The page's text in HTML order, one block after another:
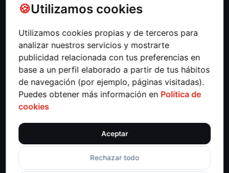
Utilizamos cookies
Utilizamos cookies propias y de terceros para
analizar nuestros servicios y mostrarte
publicidad relacionada con tus preferencias en
base a un perfil elaborado a partir de tus hábitos
de navegación (por ejemplo, páginas visitadas).
Puedes obtener más información en Política de
cookies
Aceptar
Rechazar todo
COOKIES
AVISO LEGAL
SISTEMA DE INFORMACIÓN
POLÍTICA DE PRIVACIDAD
POLÍTICA DE SEGURIDAD
Copyrights © Fontventa S.L.